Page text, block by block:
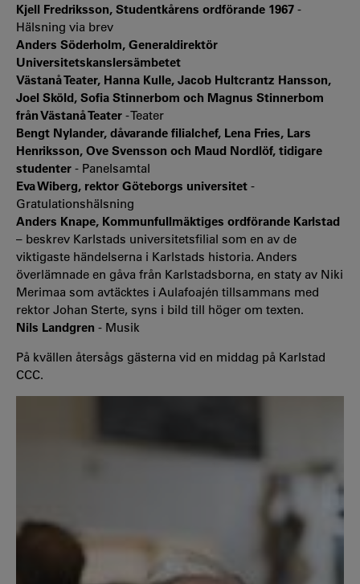
Kjell Fredriksson, Studentkårens ordförande 1967 -
Hälsning via brev
Anders Söderholm, Generaldirektör
Universitetskanslersämbetet
Västanå Teater, Hanna Kulle, Jacob Hultcrantz Hansson,
Joel Sköld, Sofia Stinnerbom och Magnus Stinnerbom
från Västanå Teater - Teater
Bengt Nylander, dåvarande filialchef, Lena Fries, Lars
Henriksson, Ove Svensson och Maud Nordlöf, tidigare
studenter - Panelsamtal
Eva Wiberg, rektor Göteborgs universitet -
Gratulationshälsning
Anders Knape, Kommunfullmäktiges ordförande Karlstad
– beskrev Karlstads universitetsfilial som en av de
viktigaste händelserna i Karlstads historia. Anders
överlämnade en gåva från Karlstadsborna, en staty av Niki
Merimaa som avtäcktes i Aulafoajén tillsammans med
rektor Johan Sterte, syns i bild till höger om texten.
Nils Landgren - Musik
På kvällen återsågs gästerna vid en middag på Karlstad
CCC.